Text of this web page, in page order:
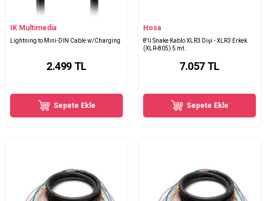
IK Multimedia
Lightning to Mini-DIN Cable w/Charging
2.499 TL
Sepete Ekle
Hosa
8'li Snake Kablo XLR3 Dişi - XLR3 Erkek
(XLR-805) 5 mt.
7.057 TL
Sepete Ekle